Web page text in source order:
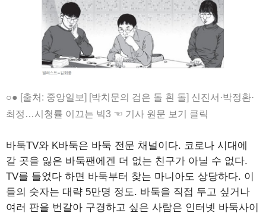
○● [출처: 중앙일보] [박치문의 검은 돌 흰 돌] 신진서·박정환·
최정…시청률 이끄는 빅3 ☜ 기사 원문 보기 클릭
바둑TV와 K바둑은 바둑 전문 채널이다. 코로나 시대에
갈 곳을 잃은 바둑팬에겐 더 없는 친구가 아닐 수 없다.
TV를 틀었다 하면 바둑부터 찾는 마니아도 상당하다. 이
들의 숫자는 대략 5만명 정도. 바둑을 직접 두고 싶거나
여러 판을 번갈아 구경하고 싶은 사람은 인터넷 바둑사이